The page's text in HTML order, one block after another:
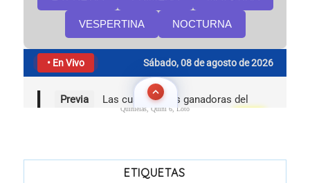
Quinielas, Quini 6, Loto
ETIQUETAS